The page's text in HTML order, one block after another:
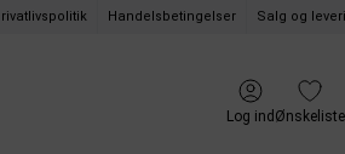
Handelsbetingelser Salg og
Log ind Ønskeliste